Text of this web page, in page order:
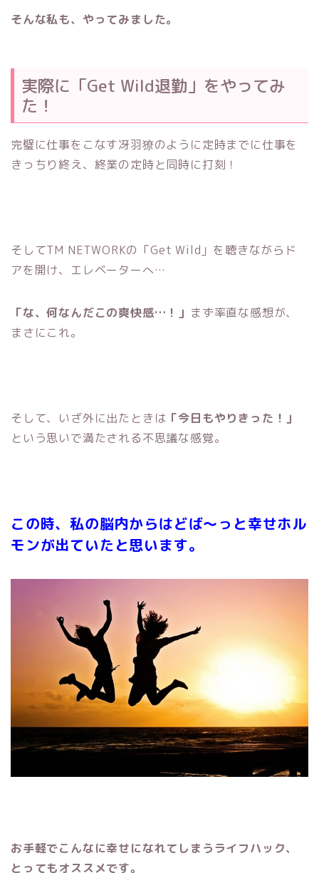
そんな私も、やってみました。
実際に「Get Wild退勤」をやってみ
た！
完璧に仕事をこなす冴羽獠のように定時までに仕事を
きっちり終え、終業の定時と同時に打刻！
そしてTM NETWORKの「Get Wild」を聴きながらド
アを開け、エレベーターへ…
「な、何なんだこの爽快感…！」 まず率直な感想が、
まさにこれ。
そして、いざ外に出たときは 「今日もやりきった！」
という思いで満たされる不思議な感覚。
この時、私の脳内からはどば～っと幸せホル
モンが出ていたと思います。
お手軽でこんなに幸せになれてしまうライフハック、
とってもオススメです。